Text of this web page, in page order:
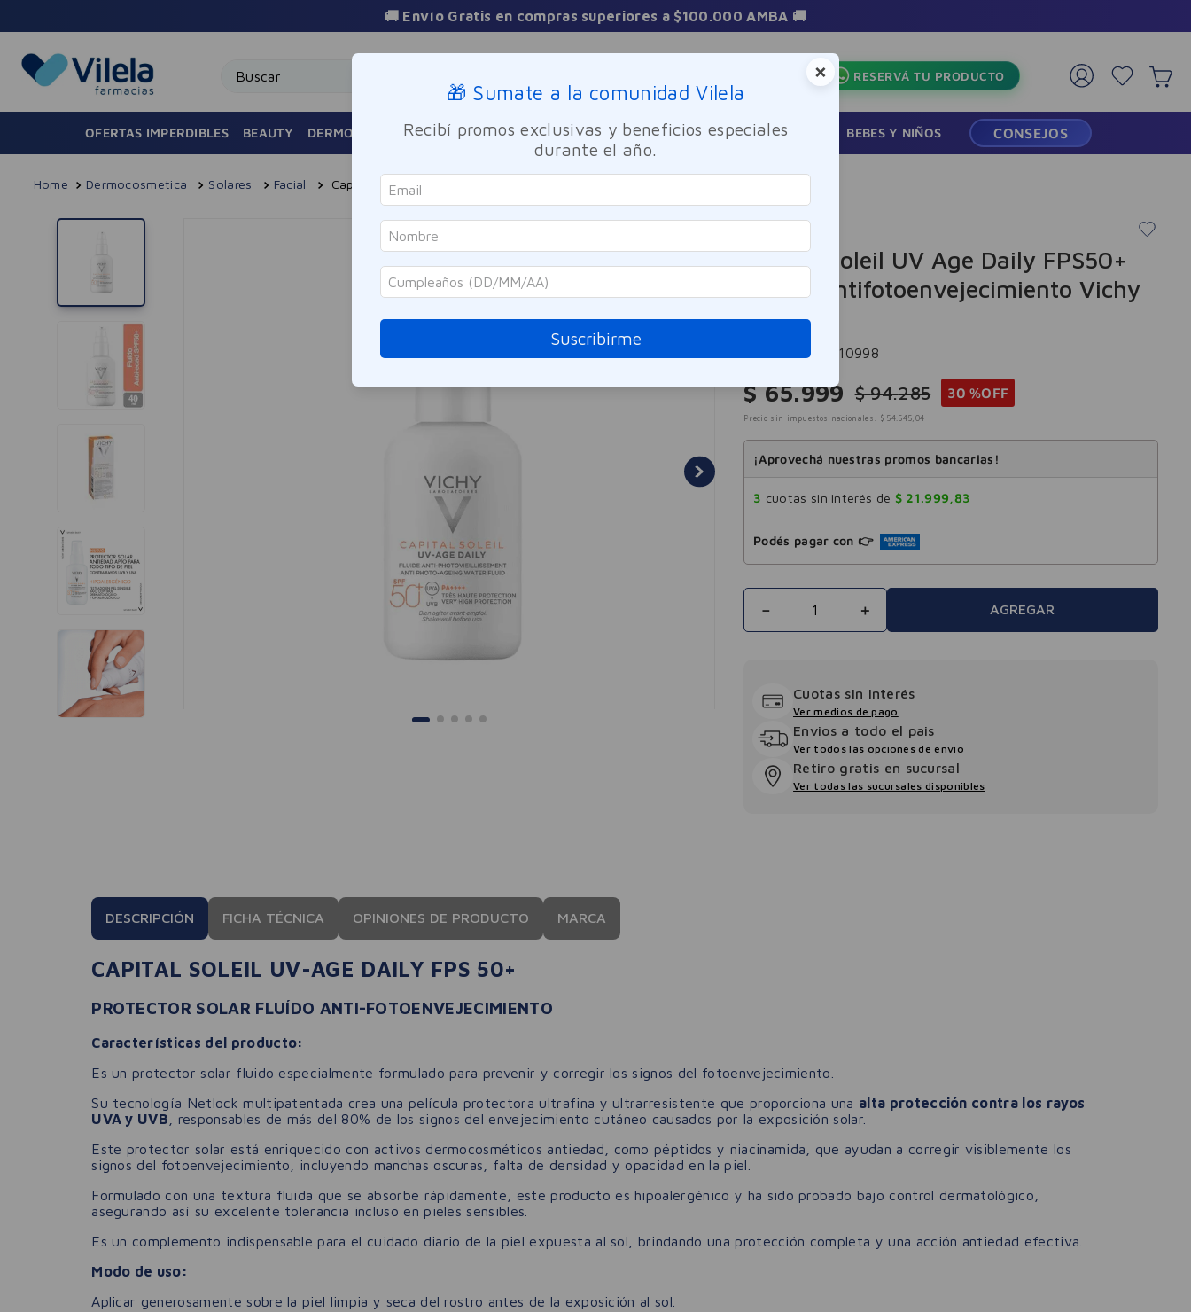
3 Cuotas sin interés en toda la tienda
RESERVÁ TU PRODUCTO
OFERTAS IMPERDIBLES BEAUTY DERMOCOSMÉTICA FRAGANCIAS CUIDADO PERSONAL BIENESTAR Y FARMACIA BEBES Y NIÑOS CONSEJOS
Dermocosmetica Solares Facial Capital Soleil UV Age Daily FPS50+ Fluido Antifotoenvejecimiento Vichy 40ml
Vichy
Capital Soleil UV Age Daily FPS50+
Fluido Antifotoenvejecimiento Vichy
40ml
Referencia -310998
$ 65.999 $ 94.285 30 %OFF
Precio sin impuestos nacionales: $ 54.545, 04
¡Aprovechá nuestras promos bancarias!
3 cuotas sin interés de $ 21.999,83
Podés pagar con 👉
＋
－ AGREGAR
Cuotas sin interés
Ver medios de pago
Envios a todo el pais
Ver todos las opciones de envio
Retiro gratis en sucursal
Ver todas las sucursales disponibles
DESCRIPCIÓN FICHA TÉCNICA OPINIONES DE PRODUCTO MARCA
CAPITAL SOLEIL UV-AGE DAILY FPS 50+
PROTECTOR SOLAR FLUÍDO ANTI-FOTOENVEJECIMIENTO
Características del producto:
Es un protector solar fluido especialmente formulado para prevenir y corregir los signos del fotoenvejecimiento.
Su tecnología Netlock multipatentada crea una película protectora ultrafina y ultrarresistente que proporciona una alta protección contra los rayos
UVA y UVB , responsables de más del 80% de los signos del envejecimiento cutáneo causados por la exposición solar.
Este protector solar está enriquecido con activos dermocosméticos antiedad, como péptidos y niacinamida, que ayudan a corregir visiblemente los
signos del fotoenvejecimiento, incluyendo manchas oscuras, falta de densidad y opacidad en la piel.
Formulado con una textura fluida que se absorbe rápidamente, este producto es hipoalergénico y ha sido probado bajo control dermatológico,
asegurando así su excelente tolerancia incluso en pieles sensibles.
Es un complemento indispensable para el cuidado diario de la piel expuesta al sol, brindando una protección completa y una acción antiedad efectiva.
Modo de uso:
Aplicar generosamente sobre la piel limpia y seca del rostro antes de la exposición al sol.
×
🎁 Sumate a la comunidad Vilela
Recibí promos exclusivas y beneficios especiales
durante el año.
Suscribirme